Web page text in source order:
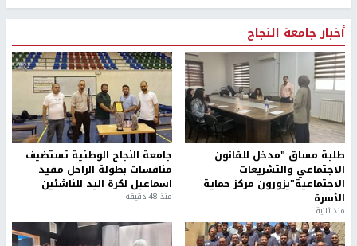
أخبار جامعة النجاح
طلبة مساق "مدخل للقانون
الاجتماعي والتشريعات
الاجتماعية"يزورون مركز حماية
الأسرة
منذ ثانية
جامعة النجاح الوطنية تستضيف
منافسات بطولة الراحل مفيد
اسماعيل لكرة اليد للناشئين
منذ 48 دقيقة